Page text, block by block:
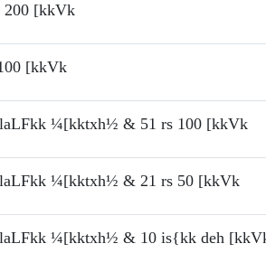
[kkVk
[kkVk
¼[kktxh½ & 51 rs 100 [kkVk
¼[kktxh½ & 21 rs 50 [kkVk
¼[kktxh½ & 10 is{kk deh